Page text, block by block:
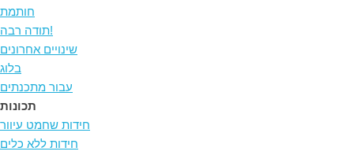
חותמת
תודה רבה!
שינויים אחרונים
בלוג
עבור מתכנתים
תכונות
חידות שחמט עיוור
חידות ללא כלים